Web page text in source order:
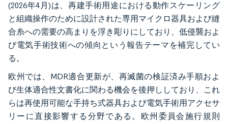
(2026年4月)は、再建手術用途における動作スケーリング
と組織操作のために設計された専用マイクロ器具および縫
合糸への需要の高まりを浮き彫りにしており、低侵襲およ
び電気手術技術への傾向という報告テーマを補完してい
る。
欧州では、MDR適合更新が、再滅菌の検証済み手順およ
び生体適合性文書化に関わる機会を後押ししており、これ
らは再使用可能な手持ち式器具および電気手術用アクセサ
リーに直接影響する分野である。欧州委員会施行規則